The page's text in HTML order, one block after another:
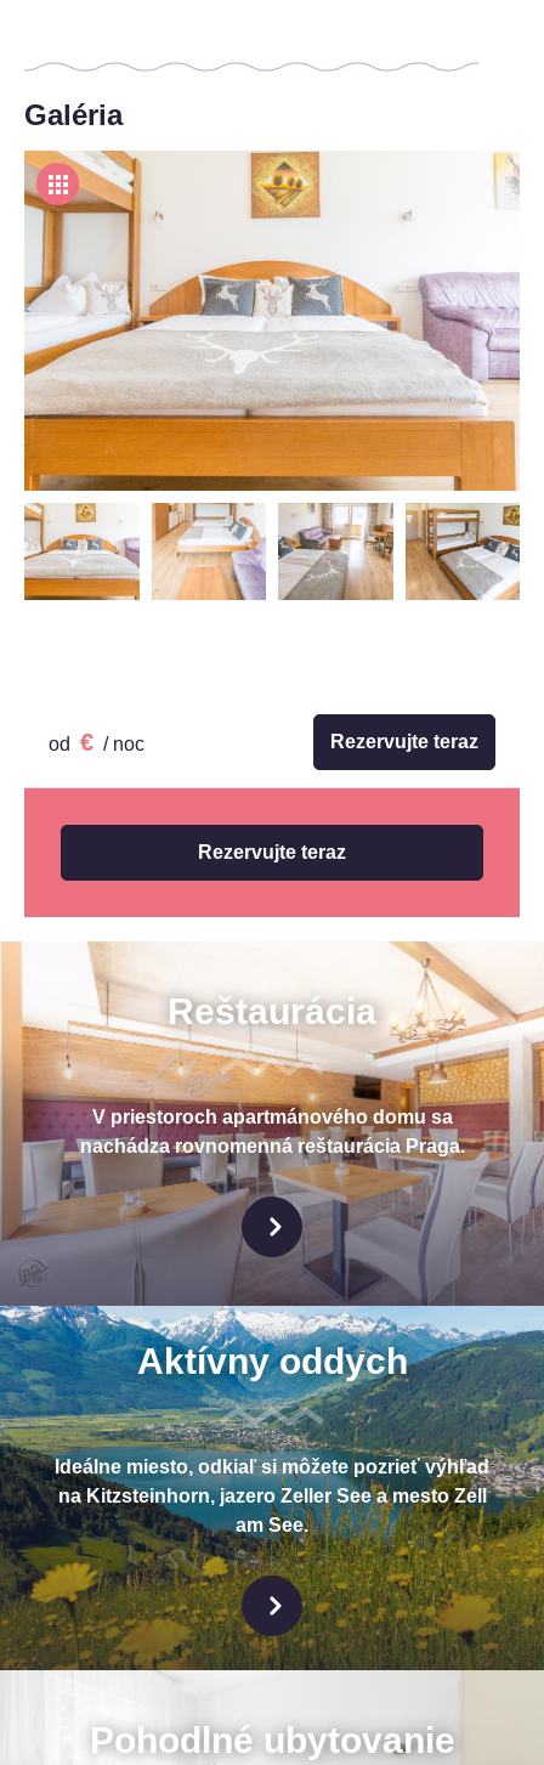
Galéria
od € / noc Rezervujte teraz
Rezervujte teraz
Reštaurácia
V priestoroch apartmánového domu sa
nachádza rovnomenná reštaurácia Praga.
Aktívny oddych
Ideálne miesto, odkiaľ si môžete pozrieť výhľad
na Kitzsteinhorn, jazero Zeller See a mesto Zell
am See.
Pohodlné ubytovanie